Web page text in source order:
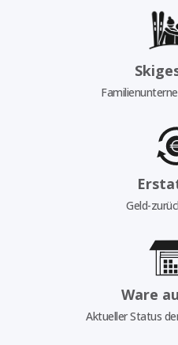
Geld-
Ware
Aktueller Status